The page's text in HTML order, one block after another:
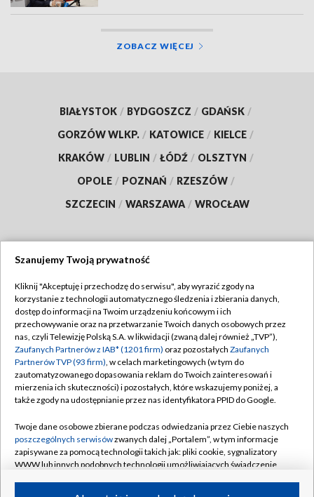
ZOBACZ WIĘCEJ
BIAŁYSTOK / BYDGOSZCZ / GDAŃSK /
GORZÓW WLKP. / KATOWICE / KIELCE /
KRAKÓW / LUBLIN / ŁÓDŹ / OLSZTYN /
OPOLE / POZNAŃ / RZESZÓW /
SZCZECIN / WARSZAWA / WROCŁAW
TVP
Abonament TVP
Emisja w TVP
Centrum informacji TVP
Naziemna Telewizja Cyfrowa
Rada Programowa
System NOS
Informacje o nadawcy
Regulamin TVP
Polityka prywatności
Moje zgody
Pomoc
Kontakt
Kanały
Szanujemy Twoją prywatność
Kliknij "Akceptuję i przechodzę do serwisu", aby wyrazić zgody na
korzystanie z technologii automatycznego śledzenia i zbierania danych,
dostęp do informacji na Twoim urządzeniu końcowym i ich
przechowywanie oraz na przetwarzanie Twoich danych osobowych przez
nas, czyli Telewizję Polską S.A. w likwidacji (zwaną dalej również „TVP”),
Zaufanych Partnerów z IAB* (1201 firm) oraz pozostałych Zaufanych
Partnerów TVP (93 firm), w celach marketingowych (w tym do
zautomatyzowanego dopasowania reklam do Twoich zainteresowań i
mierzenia ich skuteczności) i pozostałych, które wskazujemy poniżej, a
także zgody na udostępnianie przez nas identyfikatora PPID do Google.
Twoje dane osobowe zbierane podczas odwiedzania przez Ciebie naszych
poszczególnych serwisówzwanych dalej „Portalem”, w tym informacje
zapisywane za pomocą technologii takich jak: pliki cookie, sygnalizatory
WWW lub innych podobnych technologii umożliwiających świadczenie